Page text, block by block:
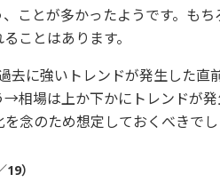
ことが多かったようです。もち
ことはあります。
去に強いトレンドが発生した直
→相場は上か下かにトレンドが
念のため想定しておくべきでし
）